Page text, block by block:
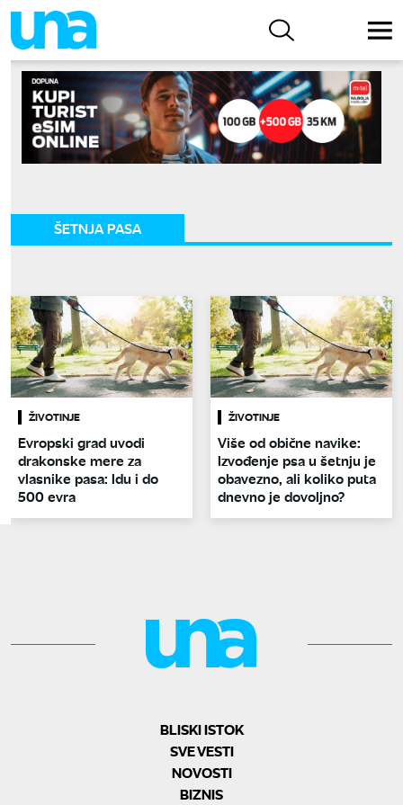
ŠETNJA PASA
ŽIVOTINJE
Evropski grad uvodi
drakonske mere za
vlasnike pasa: Idu i do
500 evra
ŽIVOTINJE
Više od obične navike:
Izvođenje psa u šetnju je
obavezno, ali koliko puta
dnevno je dovoljno?
BLISKI ISTOK
SVE VESTI
NOVOSTI
BIZNIS